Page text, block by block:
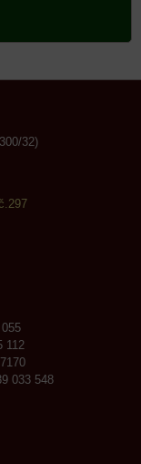
32)
548